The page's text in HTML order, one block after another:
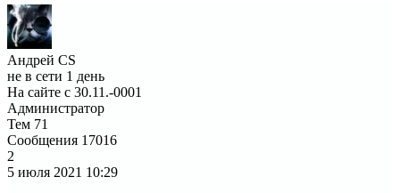
Андрей CS
не в сети 1 день
На сайте с 30.11.-0001
Администратор
Тем 71
Сообщения 17016
2
5 июля 2021 10:29